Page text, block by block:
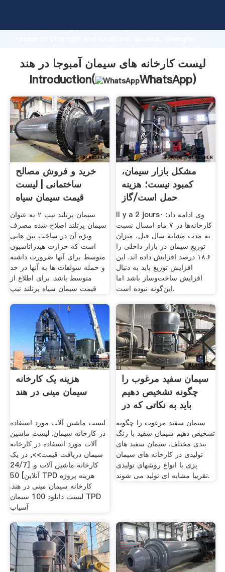
Grasping strong production capability, advanced
value and bring values to all of customers.
لیست کارخانه های سیمان آمبوجا در هند
Introduction(
WhatsApp)
خرید و فروش مصالح
ساختمانی | لیست
قیمت سیمان سیاه
پرتلند تیپ 2سیمان پرتلند تیپ ۲ به عنوان
سيمان پرتلند اصلاح شده مصرف
ويژه آن در ساخت بتن‏ هایی
است كه حرارت هيدراتاسيون
متوسط برای آنها ضرورت داشته
و حمله سولفات‏ ها به آنها در حد
متوسط باشد. برای اطلاع از
قیمت سیمان سیاه پرتلند تیپ
مشکل بازار سیمان،
کمبود نیست؛ هزینه
حمل است/گاز
۴۵کارخانه
Il y a 2 jours· وی ادامه داد:
کارخانه‌ها در ۷ ماه امسال نسبت
به مدت مشابه سال قبل، میزان
توزیع سیمان در بازار داخلی را
۱۸.۶ درصد افزایش داده اند. این
افزایش توزیع باید به دنبال
افزایش ساخت‌وساز باشد اما
این‌گونه نبوده است.
هزینه یک کارخانه
سیمان مینی در هند
لیست ماشین آلات مورد استفاده
در کارخانه سیمان. لیست ماشین
آلات مورد استفاده در کارخانه
سیمان دریافت قیمت>>, در یک
کارخانه ماشین آلات و. [24/7
آنلاین] 50 TPD هزینه پروژه
کارخانه سیمان مینی در هند.
لیست دانلود 100 سیمان TPD
آسیاب
سیمان سفید مرغوب را
چگونه تشخیص دهیم
باید به نکاتی که در
سیمان سفید مرغوب را چگونه
تشخیص دهیم سیمان سفید با رنگ
بندی مختلف. سیمان سفید های
تولیدی در کارخانه های سیمان
پزی با انواع روشهای تولیدی
تقریبا مشابه ای تولید می شوند.